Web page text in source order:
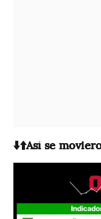
⬇️⬆️Así se